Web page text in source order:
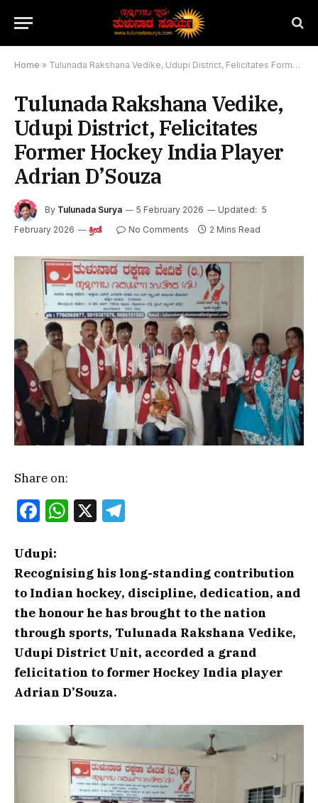
Home » Tulunada Rakshana Vedike, Udupi District, Felicitates Former Hockey India Player Adrian D’Souza
Tulunada Rakshana Vedike,
Udupi District, Felicitates
Former Hockey India Player
Adrian D’Souza
By Tulunada Surya 5 February 2026 Updated: 5
February 2026
ಕ್ರೀಡೆ No Comments 2 Mins Read
Share on:
Facebook
WhatsApp
X
Udupi:
Recognising his long-standing contribution
to Indian hockey, discipline, dedication, and
the honour he has brought to the nation
through sports, Tulunada Rakshana Vedike,
Udupi District Unit, accorded a grand
felicitation to former Hockey India player
Adrian D’Souza.